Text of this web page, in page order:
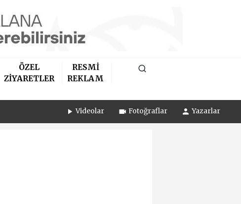
ÖZEL
ZİYARETLER
RESMİ
REKLAM
Videolar Fotoğraflar Yazarlar